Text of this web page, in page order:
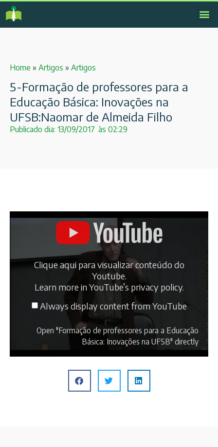
Home » Artigos » Artigos
5-Formação de professores para a
Educação Básica: Inovações na
UFSB:Naomar de Almeida Filho
Publicado dia: 13/09/2017 às 02:29
Clique aqui para visualizar conteúdo do
Youtube.
Learn more inYouTube’s privacy policy.
Always display content from YouTube
Open "Formação de professores para a Educação
Básica: Inovações na UFSB" directly